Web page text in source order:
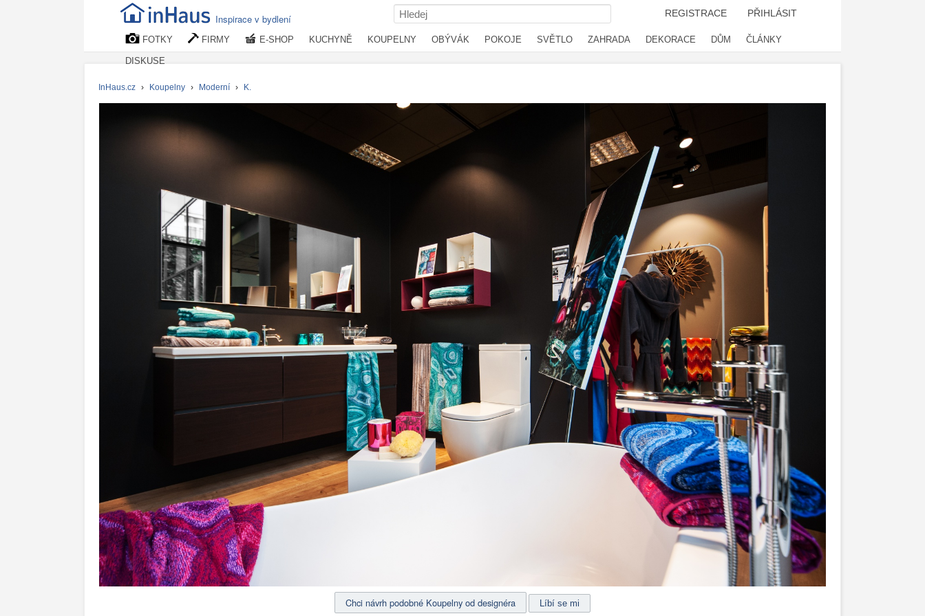
Inspirace v bydlení REGISTRACE PŘIHLÁSIT
FOTKY FIRMY E-SHOP KUCHYNĚ KOUPELNY OBÝVÁK POKOJE SVĚTLO ZAHRADA DEKORACE DŮM ČLÁNKY
DISKUSE
InHaus.cz › Koupelny › Moderní › K.
Chci návrh podobné Koupelny od designéra